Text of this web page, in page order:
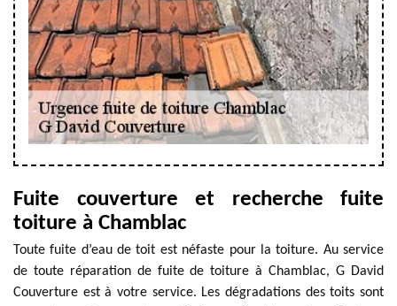
Fuite couverture et recherche fuite
toiture à Chamblac
Toute fuite d’eau de toit est néfaste pour la toiture. Au service
de toute réparation de fuite de toiture à Chamblac, G David
Couverture est à votre service. Les dégradations des toits sont